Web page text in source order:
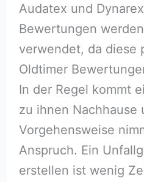
Audatex und
Bewertungen
verwendet, da diese
Oldtimer
In der Regel kommt
zu ihnen Nachhause
Vorgehensweise
Anspruch. Ein
erstellen ist wenig